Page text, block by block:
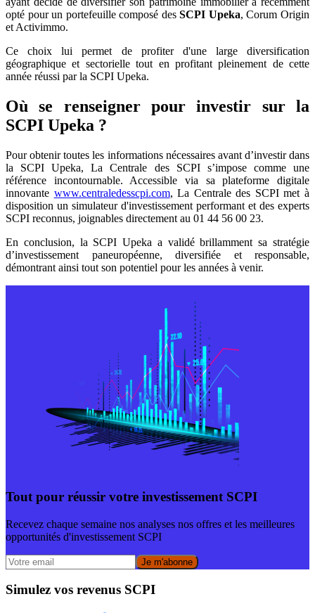
opté pour un portefeuille composé desSCPI Upeka, Corum Origin
et Activimmo.
Ce choix lui permet de profiter d'une large diversification
géographique et sectorielle tout en profitant pleinement de cette
année réussi par la SCPI Upeka.
Où se renseigner pour investir sur la
SCPI Upeka ?
Pour obtenir toutes les informations nécessaires avant d’investir dans
la SCPI Upeka, La Centrale des SCPI s’impose comme une
référence incontournable. Accessible via sa plateforme digitale
innovante www.centraledesscpi.com, La Centrale des SCPI met à
disposition un simulateur d'investissement performant et des experts
SCPI reconnus, joignables directement au 01 44 56 00 23.
En conclusion, la SCPI Upeka a validé brillamment sa stratégie
d’investissement paneuropéenne, diversifiée et responsable,
démontrant ainsi tout son potentiel pour les années à venir.
Tout pour réussir votre investissement SCPI
Recevez chaque semaine nos analyses nos offres et les meilleures
opportunités d'investissement SCPI
Je m'abonne
Simulez vos revenus SCPI